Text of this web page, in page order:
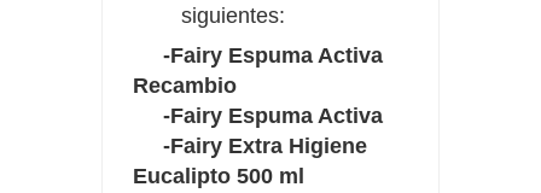
siguientes:
-Fairy Espuma Activa
Recambio
-Fairy Espuma Activa
-Fairy Extra Higiene
Eucalipto 500 ml